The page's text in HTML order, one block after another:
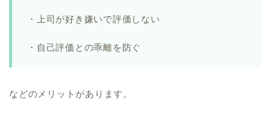
・上司が好き嫌いで評価しない
・自己評価との乖離を防ぐ
などのメリットがあります。